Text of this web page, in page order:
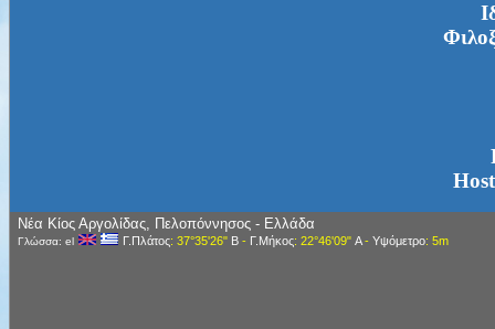
Νέα Κίος Αργολίδας, Πελοπόννησος - Ελλάδα
Γλώσσα: el Γ.Πλάτος: 37°35'26" Β- Γ.Μήκος: 22°46'09" Α- Υψόμετρο: 5m